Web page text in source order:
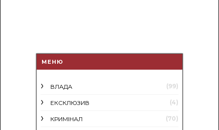
МЕНЮ
ВЛАДА (99)
ЕКСКЛЮЗИВ (4)
КРИМІНАЛ (70)